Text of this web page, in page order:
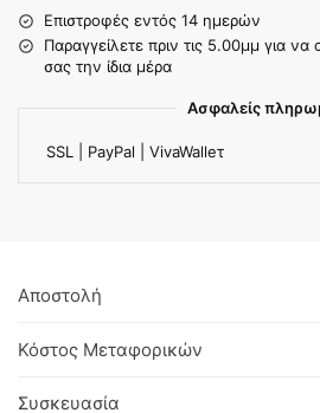
Επιστροφές εντός 14 ημερών
Παραγγείλετε πριν τις 5.00μμ για
σας την ίδια μέρα
Ασφαλείς
SSL | PayPal | VivaWalleτ
Αποστολή
Κόστος Μεταφορικών
Συσκευασία